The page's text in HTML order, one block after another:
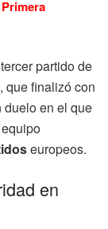
partido de
, que finalizó con
duelo en el que
europeos.
en